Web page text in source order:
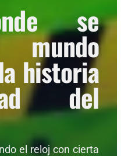
se
mundo
historia
del
el reloj con cierta